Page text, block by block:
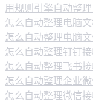
用规则引擎自动整
怎么自动整理电脑
怎么自动整理电脑
怎么自动整理钉钉
怎么自动整理飞书
怎么自动整理企业
怎么自动整理微信